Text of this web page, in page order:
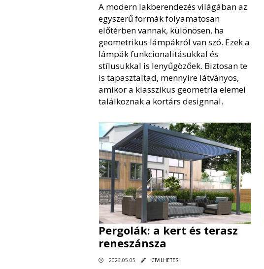
A modern lakberendezés világában az
egyszerű formák folyamatosan
előtérben vannak, különösen, ha
geometrikus lámpákról van szó. Ezek a
lámpák funkcionalitásukkal és
stílusukkal is lenyűgözőek. Biztosan te
is tapasztaltad, mennyire látványos,
amikor a klasszikus geometria elemei
találkoznak a kortárs designnal.
Pergolák: a kert és terasz
reneszánsza
2026.05.05 CIVILHETES